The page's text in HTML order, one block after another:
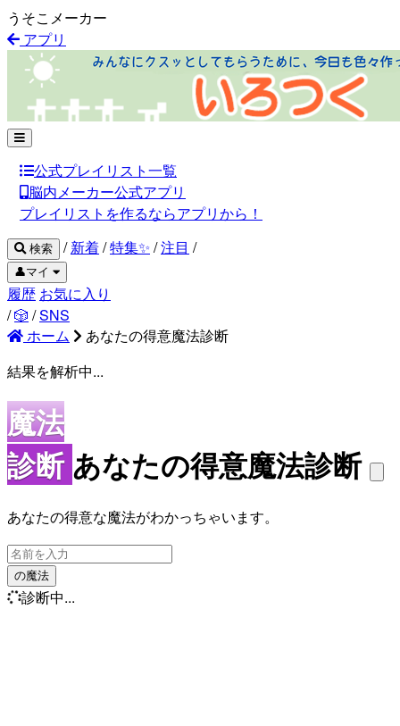
うそこメーカー
アプリ
公式プレイリスト一覧
脳内メーカー公式アプリ
プレイリストを作るならアプリから！
検索 / 新着/特集✨ /注目 /
👤マイ
履歴 お気に入り
/🎲 /SNS
ホーム
あなたの得意魔法診断
結果を解析中...
魔法
診断 あなたの得意魔法診断
あなたの得意な魔法がわかっちゃいます。
の魔法
診断中...